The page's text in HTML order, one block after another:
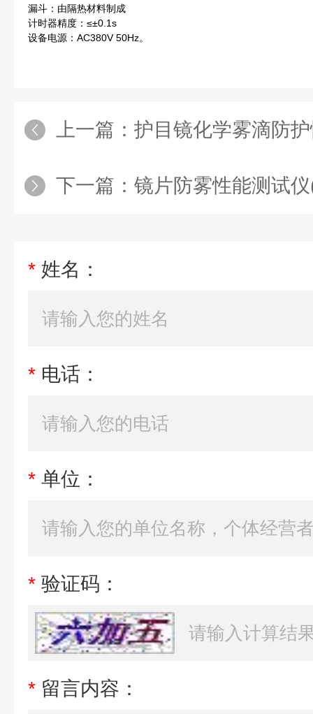
漏斗：由隔热材料制成
计时器精度：≤±0.1s
设备电源：AC380V 50Hz。
上一篇： 护目镜化学雾滴防
下一篇： 镜片防雾性能测试
* 姓名：
* 电话：
* 单位：
* 验证码：
* 留言内容：